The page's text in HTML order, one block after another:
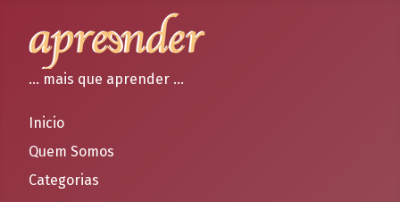
... mais que aprender ...
Inicio
Quem Somos
Categorias